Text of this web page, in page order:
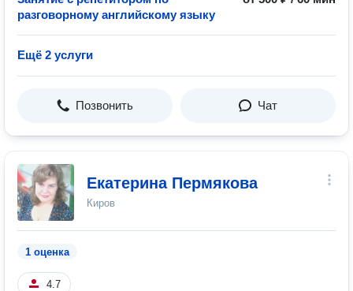
разговорному английскому языку
Ещё 2 услуги
Позвонить Чат
Екатерина Пермякова
Киров
1 оценка
4.7